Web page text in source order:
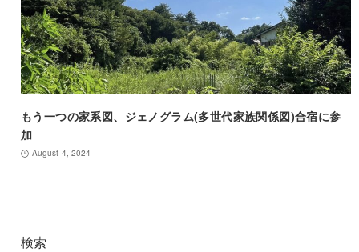
もう一つの家系図、ジェノグラム(多世代家族関係図)合宿に参
加
August 4, 2024
検索